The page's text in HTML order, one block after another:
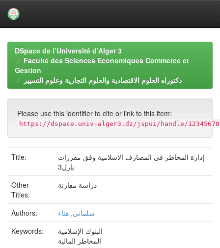
navigationDSpace de l’Université d’Alger 3
Faculté des Sciences Economiques Commerce et
Gestion
دكتوراه العلوم الاقتصادية والعلوم التجارية وعلوم التسيير
Please use this identifier to cite or link to this item:
https://dspace.univ-alger3.dz/jspui/handle/
Title:
إدارة المخاطر في المصارف الاسلامية وفق مقررات
بازل3
Other
Titles:
دراسة مقارنة
Authors:
سلماني, هناء
Keywords:
البنوك الإسلامية
المخاطر المالية